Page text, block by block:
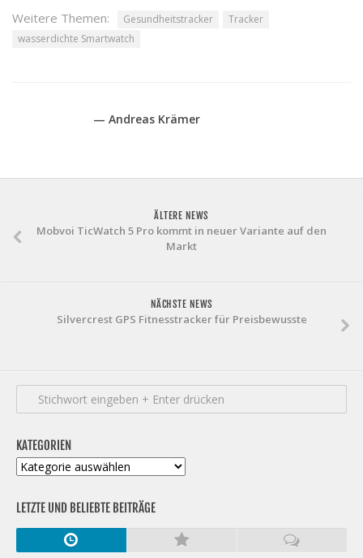
Weitere Themen: Gesundheitstracker
Tracker
wasserdichte Smartwatch
— Andreas Krämer
ÄLTERE NEWS
Mobvoi TicWatch 5 Pro kommt in neuer Variante auf den
Markt
NÄCHSTE NEWS
Silvercrest GPS Fitnesstracker für Preisbewusste
KATEGORIEN
Kategorien
LETZTE UND BELIEBTE BEITRÄGE